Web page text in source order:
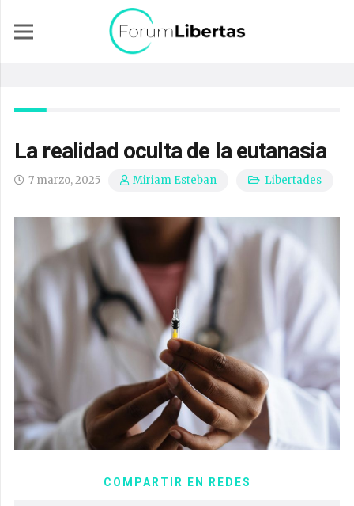
La realidad oculta de la eutanasia
7 marzo, 2025 Miriam Esteban Libertades
COMPARTIR EN REDES